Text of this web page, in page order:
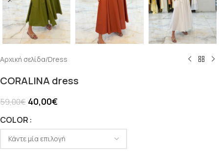
Αρχική σελίδα/Dress
CORALINA dress
59,00€ 40,00€
COLOR